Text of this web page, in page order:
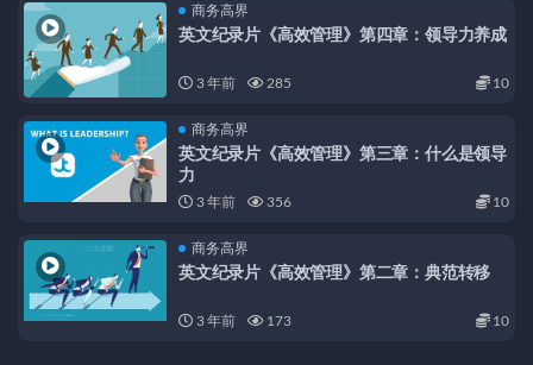
商务高界
英文纪录片《高效管理》第四章：领导力养成
3 年前 285 10
商务高界
英文纪录片《高效管理》第三章：什么是领导
力
3 年前 356 10
商务高界
英文纪录片《高效管理》第二章：典范转移
3 年前 173 10